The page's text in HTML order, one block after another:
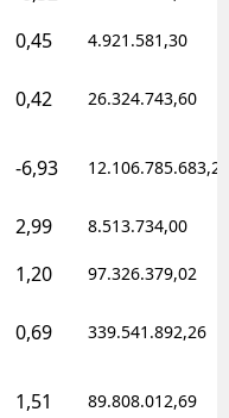
0,45 4.921.581,30
0,42 26.324.743,60
-6,93 12.106.785.683,20
2,99 8.513.734,00
1,20 97.326.379,02
0,69 339.541.892,26
1,51 89.808.012,69